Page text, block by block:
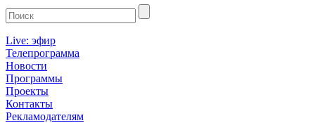
Live: эфир
Телепрограмма
Новости
Программы
Проекты
Контакты
Рекламодателям